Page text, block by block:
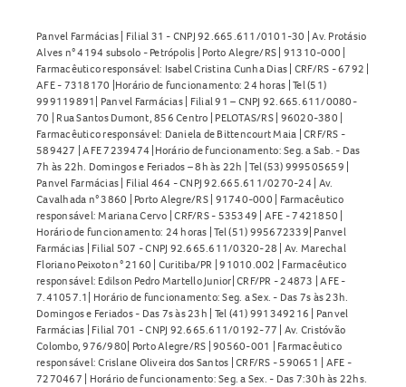
Panvel Farmácias | Filial 31 - CNPJ 92.665.611/0101-30 | Av. Protásio
Alves n° 4194 subsolo - Petrópolis | Porto Alegre/RS | 91310-000 |
Farmacêutico responsável: Isabel Cristina Cunha Dias | CRF/RS - 6792 |
AFE - 7318170 |Horário de funcionamento: 24 horas | Tel (51)
999119891| Panvel Farmácias | Filial 91 – CNPJ 92.665.611/0080-
70 | Rua Santos Dumont, 856 Centro | PELOTAS/RS | 96020-380 |
Farmacêutico responsável: Daniela de Bittencourt Maia | CRF/RS -
589427 | AFE 7239474 |Horário de funcionamento: Seg. a Sab. - Das
7h às 22h. Domingos e Feriados – 8h às 22h | Tel (53) 999505659 |
Panvel Farmácias | Filial 464 - CNPJ 92.665.611/0270-24 | Av.
Cavalhada n° 3860 | Porto Alegre/RS | 91740-000 | Farmacêutico
responsável: Mariana Cervo | CRF/RS - 535349 | AFE - 7421850 |
Horário de funcionamento: 24 horas | Tel (51) 995672339| Panvel
Farmácias | Filial 507 - CNPJ 92.665.611/0320-28 | Av. Marechal
Floriano Peixoto n° 2160 | Curitiba/PR | 91010.002 | Farmacêutico
responsável: Edilson Pedro Martello Junior| CRF/PR - 24873 | AFE -
7.41057.1| Horário de funcionamento: Seg. a Sex. - Das 7s às 23h.
Domingos e Feriados - Das 7s às 23h | Tel (41) 991349216 | Panvel
Farmácias | Filial 701 - CNPJ 92.665.611/0192-77 | Av. Cristóvão
Colombo, 976/980| Porto Alegre/RS | 90560-001 | Farmacêutico
responsável: Crislane Oliveira dos Santos | CRF/RS - 590651 | AFE -
7270467 | Horário de funcionamento: Seg. a Sex. - Das 7:30h às 22hs.